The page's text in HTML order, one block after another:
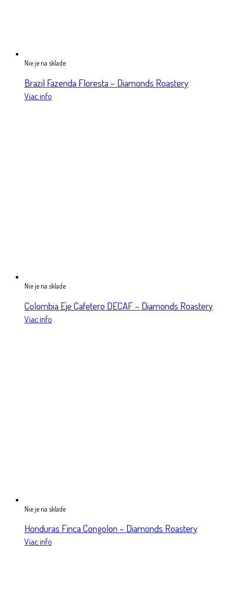
Nie je na sklade
Brazil Fazenda Floresta – Diamonds Roastery
Viac info
Nie je na sklade
Colombia Eje Cafetero DECAF – Diamonds Roastery
Viac info
Nie je na sklade
Honduras Finca Congolon – Diamonds Roastery
Viac info